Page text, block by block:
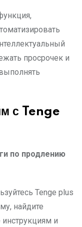
просрочек и
с Tenge
по продлению
Tenge plus
найдите
и